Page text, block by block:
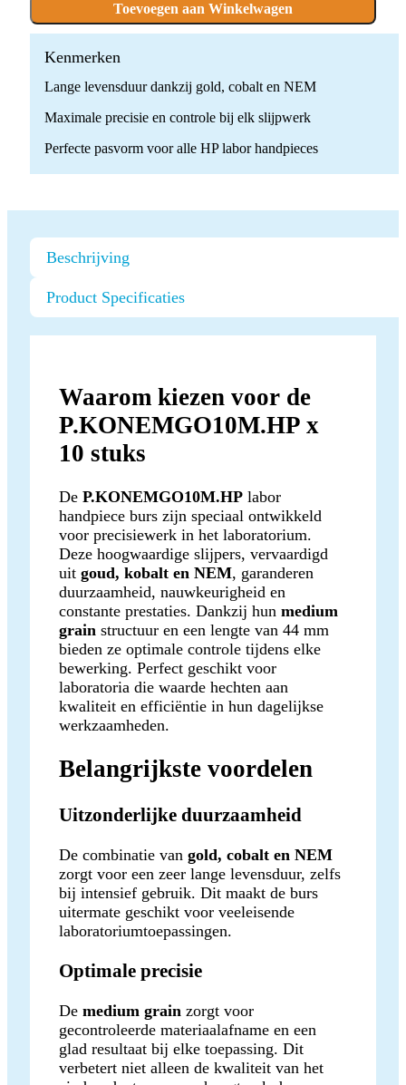
stuks
quantity
Toevoegen aan Winkelwagen
Kenmerken
Lange levensduur dankzij gold, cobalt en NEM
Maximale precisie en controle bij elk slijpwerk
Perfecte pasvorm voor alle HP labor handpieces
Beschrijving
Product Specificaties
Waarom kiezen voor de
P.KONEMGO10M.HP x
10 stuks
De P.KONEMGO10M.HP labor
handpiece burs zijn speciaal ontwikkeld
voor precisiewerk in het laboratorium.
Deze hoogwaardige slijpers, vervaardigd
uit goud, kobalt en NEM, garanderen
duurzaamheid, nauwkeurigheid en
constante prestaties. Dankzij hun medium
grain structuur en een lengte van 44 mm
bieden ze optimale controle tijdens elke
bewerking. Perfect geschikt voor
laboratoria die waarde hechten aan
kwaliteit en efficiëntie in hun dagelijkse
werkzaamheden.
Belangrijkste voordelen
Uitzonderlijke duurzaamheid
De combinatie van gold, cobalt en NEM
zorgt voor een zeer lange levensduur, zelfs
bij intensief gebruik. Dit maakt de burs
uitermate geschikt voor veeleisende
laboratoriumtoepassingen.
Optimale precisie
De medium grain zorgt voor
gecontroleerde materiaalafname en een
glad resultaat bij elke toepassing. Dit
verbetert niet alleen de kwaliteit van het